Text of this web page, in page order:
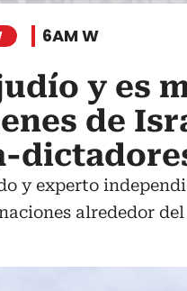
6AM W
y es
de
y experto
alrededor